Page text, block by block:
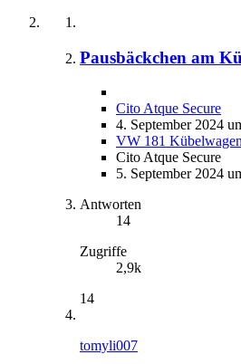
Pausbäckchen am
Cito Atque Secure
4. September 2024
VW 181
Cito Atque Secure
5. September 2024
Antworten
14
Zugriffe
2,9k
14
tomyli007